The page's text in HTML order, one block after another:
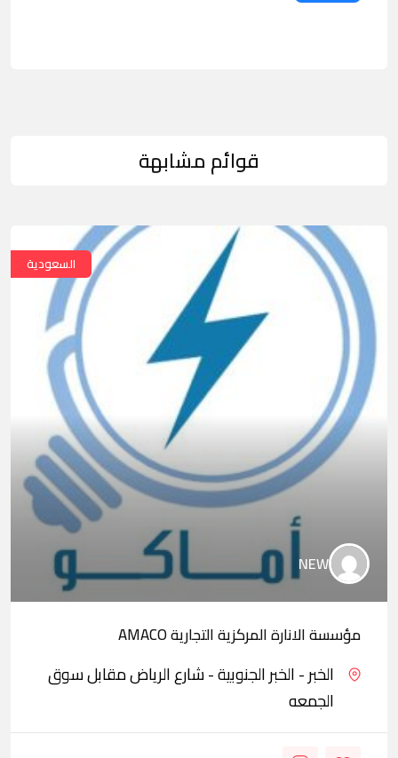
قوائم مشابهة
السعودية
NEW
مؤسسة الانارة المركزية التجارية AMACO
الخبر - الخبر الجنوبية - شارع الرياض مقابل سوق
الجمعه